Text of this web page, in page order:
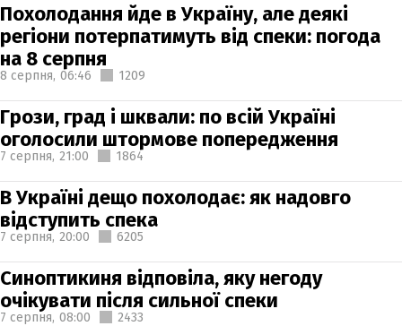
Похолодання йде в Україну, але деякі
регіони потерпатимуть від спеки: погода
на 8 серпня
8 серпня, 06:46 1209
Грози, град і шквали: по всій Україні
оголосили штормове попередження
7 серпня, 21:00 1864
В Україні дещо похолодає: як надовго
відступить спека
7 серпня, 20:00 6205
Синоптикиня відповіла, яку негоду
очікувати після сильної спеки
7 серпня, 08:00 2433